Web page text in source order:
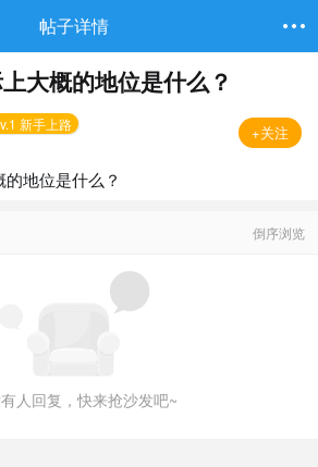
帖子详情
大概的地位是什么？
新手上路
+关注
地位是什么？
倒序浏览
人回复，快来抢沙发吧~